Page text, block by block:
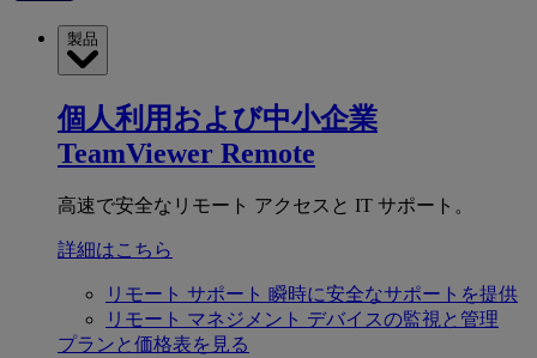
製品
個人利用および中小企業
TeamViewer Remote
高速で安全なリモート アクセスと IT サポート。
詳細はこちら
リモート サポート 瞬時に安全なサポートを提供
リモート マネジメント デバイスの監視と管理
プランと価格表を見る